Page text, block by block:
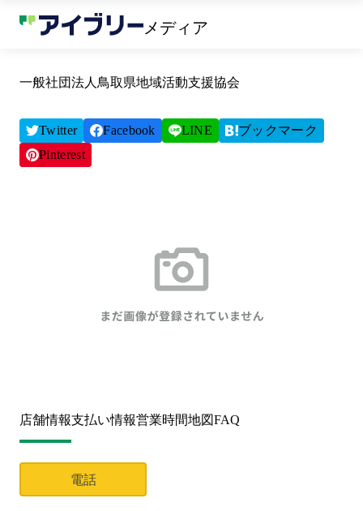
メディア
一般社団法人鳥取県地域活動支援協会
Twitter Facebook LINE
ブックマーク
Pinterest
店舗情報支払い情報営業時間地図FAQ
電話